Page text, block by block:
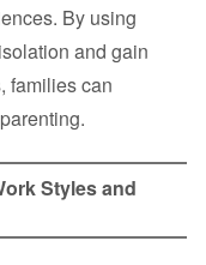
By using
and gain
families can
Styles and